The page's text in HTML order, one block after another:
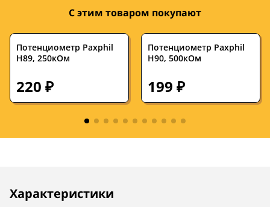
С этим товаром покупают
Потенциометр Paxphil
H89, 250кОм
220 ₽
Потенциометр Paxphil
H90, 500кОм
199 ₽
Описание
Характеристики
Инструкции